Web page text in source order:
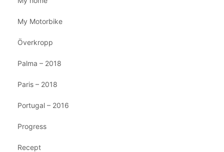
My Motorbike
Överkropp
Palma – 2018
Paris – 2018
Portugal – 2016
Progress
Recept